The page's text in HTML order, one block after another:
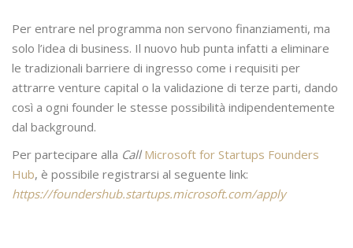
Per entrare nel programma non servono finanziamenti, ma
solo l’idea di business. Il nuovo hub punta infatti a eliminare
le tradizionali barriere di ingresso come i requisiti per
attrarre venture capital o la validazione di terze parti, dando
così a ogni founder le stesse possibilità indipendentemente
dal background.
Per partecipare alla Call Microsoft for Startups Founders
Hub, è possibile registrarsi al seguente link:
https://foundershub.startups.microsoft.com/apply